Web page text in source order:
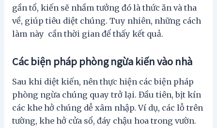
gần tổ, kiến ​​sẽ nhầm tưởng đó là thức ăn và tha
về, giúp tiêu diệt chúng. Tuy nhiên, những cách
làm này cần thời gian để thấy kết quả.
Các biện pháp phòng ngừa kiến​​vào nhà
Sau khi diệt kiến, nên thực hiện các biện pháp
phòng ngừa chúng quay trở lại. Đầu tiên, bịt kín
các khe hở chúng dễ xâm nhập. Ví dụ, các lỗ trên
tường, khe hở cửa sổ, đáy chậu hoa trong vườn.